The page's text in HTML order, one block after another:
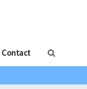
Contact